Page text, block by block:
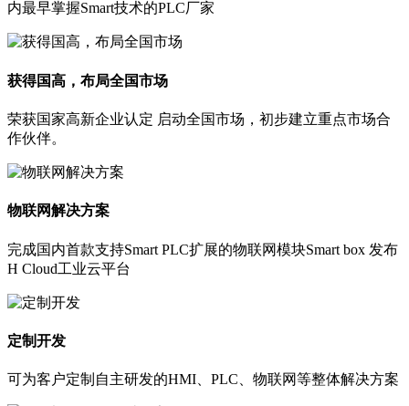
内最早掌握Smart技术的PLC厂家
获得国高，布局全国市场
荣获国家高新企业认定 启动全国市场，初步建立重点市场合
作伙伴。
物联网解决方案
完成国内首款支持Smart PLC扩展的物联网模块Smart box 发布
H Cloud工业云平台
定制开发
可为客户定制自主研发的HMI、PLC、物联网等整体解决方案